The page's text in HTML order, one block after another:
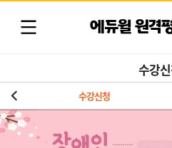
에듀윌 원격
수강
수강신청